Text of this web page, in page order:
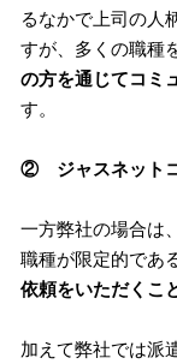
るなかで上司の人
すが、多くの職種
の方を通じてコミ
す。
② ジャスネットコ
一方弊社の場合は
職種が限定的であ
依頼をいただくこ
加えて弊社では派